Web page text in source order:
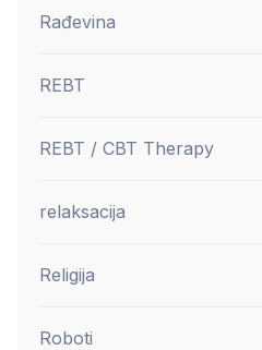
Rađevina
REBT
REBT / CBT Therapy
relaksacija
Religija
Roboti